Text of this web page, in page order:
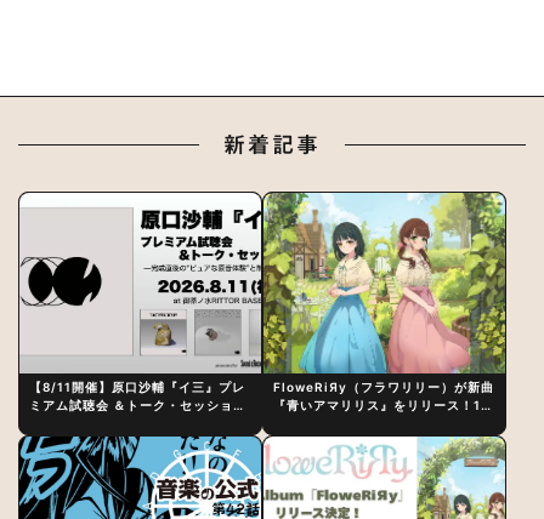
新着記事
【8/11開催】原口沙輔『イ三』プレ
ミアム試聴会 ＆トーク・セッション
制作秘話
FloweRiЯy（フラワリリー）が新曲
『青いアマリリス』をリリース！1st